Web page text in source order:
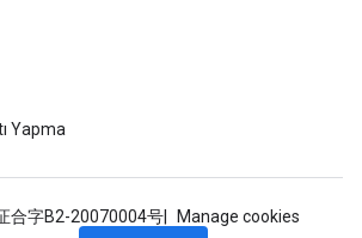
Yapma
合字B2-20070004号 Manage cookies